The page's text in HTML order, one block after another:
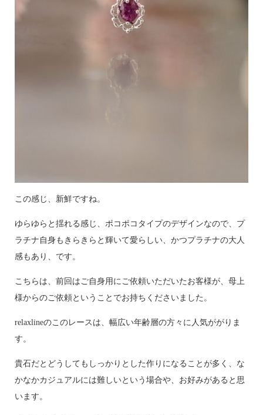
この感じ、新鮮ですね。
ゆらゆらと揺れる感じ、ポコポコタイプのデザインなので、プ
ラチナ自身もきらきらと輝いて愛らしい、かつプラチナの大人
感もあり、です。
こちらは、前回はご自身用にご依頼いただいたお客様が、母上
様からのご依頼ということでお持ちくださいました。
relaxlineのこのレースは、幅広い年齢層の方々に人気ががりま
す。
貴石だとどうしてもしっかりとした作りになることが多く、な
かなかカジュアルには難しいという場合や、お好みがあると思
います。